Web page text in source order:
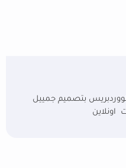
بتصميم جمييل
اونلاين